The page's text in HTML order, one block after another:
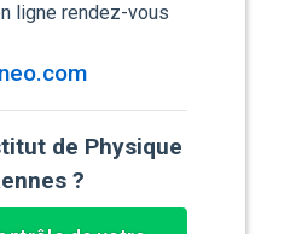
ligne rendez-vous
de Physique
?